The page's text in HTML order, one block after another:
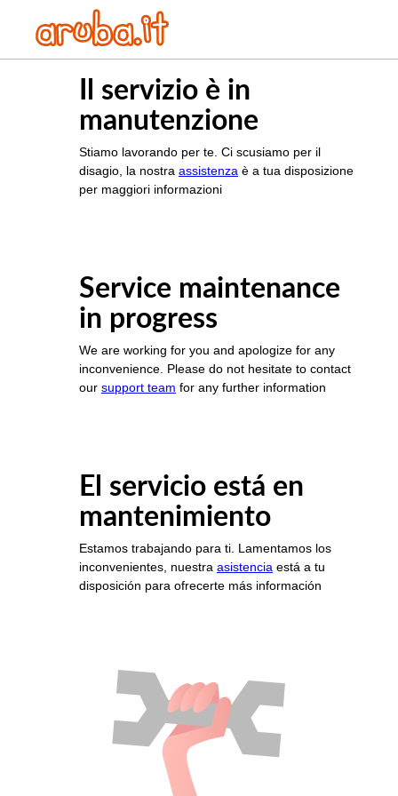
Il servizio è in
manutenzione
Stiamo lavorando per te. Ci scusiamo per il
disagio, la nostra assistenza è a tua disposizione
per maggiori informazioni
Service maintenance
in progress
We are working for you and apologize for any
inconvenience. Please do not hesitate to contact
our support team for any further information
El servicio está en
mantenimiento
Estamos trabajando para ti. Lamentamos los
inconvenientes, nuestra asistencia está a tu
disposición para ofrecerte más información